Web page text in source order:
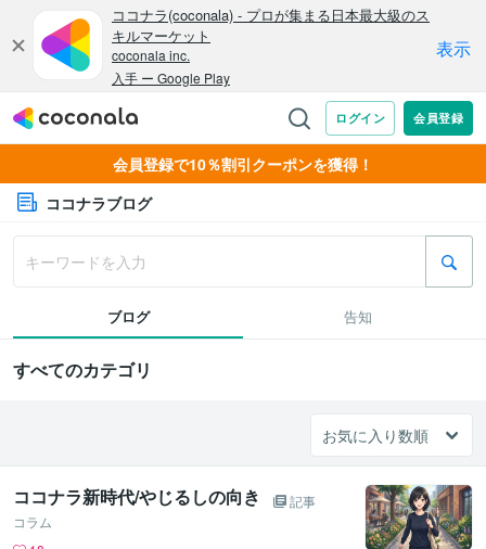
会員登録で10％割引クーポンを獲得！
ココナラブログ
ブログ 告知
すべてのカテゴリ
ココナラ新時代/やじるしの向き
記事
コラム